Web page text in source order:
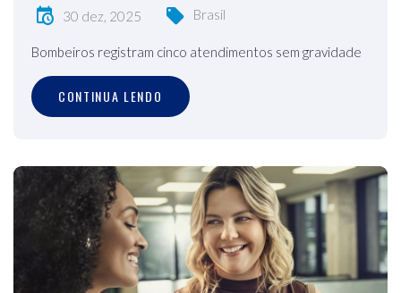
30 dez, 2025 Brasil
Bombeiros registram cinco atendimentos sem gravidade
CONTINUA LENDO